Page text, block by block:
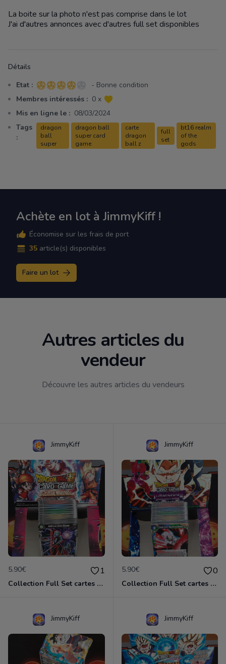
La boite sur la photo n'est pas comprise dans le lot
J'ai d'autres annonces avec d'autres full set disponibles
Détails
Etat : 4 sur 5 étoiles
- Bonne condition
Membres intéressés : 0 x
Mis en ligne le : 08/03/2024
Tags
:
dragon
ball
super
dragon ball
super card
game
carte
dragon
ball z
full
set
bt16 realm
of the
gods
Achète en lot à JimmyKiff !
Économise sur les frais de port
35 article(s) disponibles
Faire un lot
Autres articles du
vendeur
Découvre les autres articles du vendeurs
JimmyKiff
5.90€ 1
Collection Full Set cartes C/UC 90/90 BT4 Colossal Warfare / Dragon Ball Super Card Game
JimmyKiff
5.90€ 0
Collection Full Set cartes C/UC 90/90 BT8 Malicious Machination / Dragon Ball Super Card Game
JimmyKiff JimmyKiff